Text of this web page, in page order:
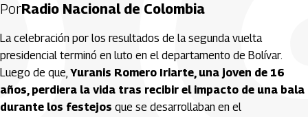
PorRadio Nacional de Colombia
La celebración por los resultados de la segunda vuelta
presidencial terminó en luto en el departamento de Bolívar.
Luego de que, Yuranis Romero Iriarte, una joven de 16
años, perdiera la vida tras recibir el impacto de una bala
durante los festejos que se desarrollaban en el